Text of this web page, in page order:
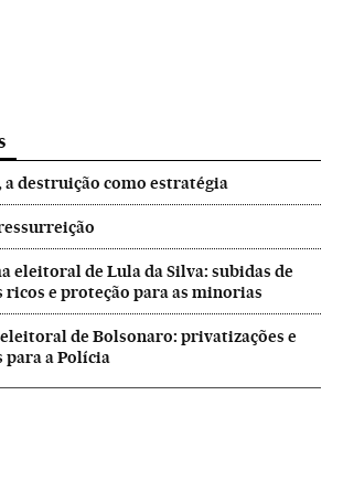
a destruição como estratégia
eleitoral de Lula da Silva: subidas de
ricos e proteção para as minorias
de Bolsonaro: privatizações e
a Polícia